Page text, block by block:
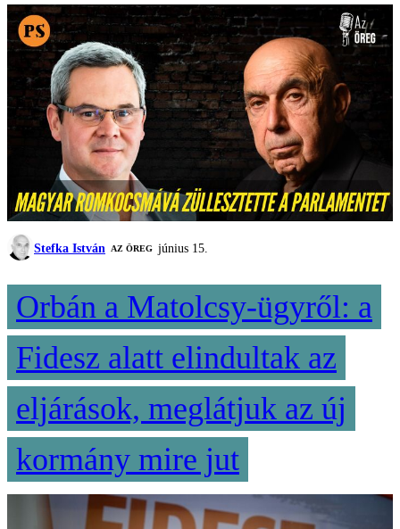
Stefka István AZ ÖREG június 15.
Orbán a Matolcsy-ügyről: a
Fidesz alatt elindultak az
eljárások, meglátjuk az új
kormány mire jut